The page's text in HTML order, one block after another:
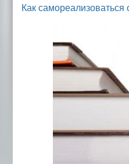
Как самореализоваться